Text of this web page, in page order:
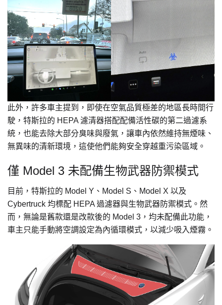
此外，許多車主提到，即使在空氣品質極差的地區長時間行
駛，特斯拉的 HEPA 濾清器搭配配備活性碳的第二過濾系
統，也能去除大部分臭味與廢氣，讓車內依然維持無煙味、
無異味的清新環境，這使他們能夠安全穿越重污染區域。
僅 Model 3 未配備生物武器防禦模式
目前，特斯拉的 Model Y、Model S、Model X 以及
Cybertruck 均標配 HEPA 過濾器與生物武器防禦模式。然
而，無論是舊款還是改款後的 Model 3，均未配備此功能，
車主只能手動將空調設定為內循環模式，以減少吸入煙霧。